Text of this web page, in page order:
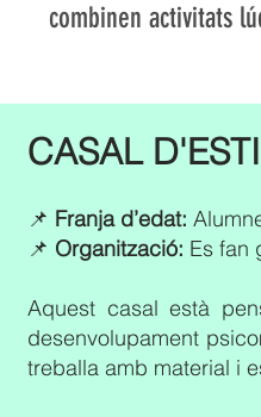
combinen activitats
​​CASAL
📌 Franja d’edat:
📌 Organització: Es fan
Aquest casal està
desenvolupament
treballa amb material i